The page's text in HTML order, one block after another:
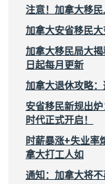
注意！加拿大移
加拿大安省移民
加拿大移民局大
日起每月更新
加拿大退休攻略
安省移民新规出
时代正式开启！
时薪暴涨+失业率
拿大打工人如
通知：加拿大将